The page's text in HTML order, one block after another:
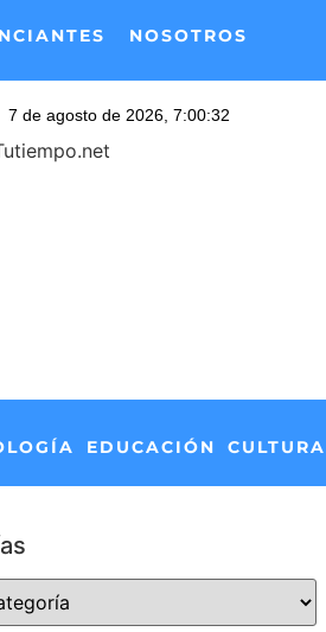
NOSOTROS
EDUCACIÓN CULTURA